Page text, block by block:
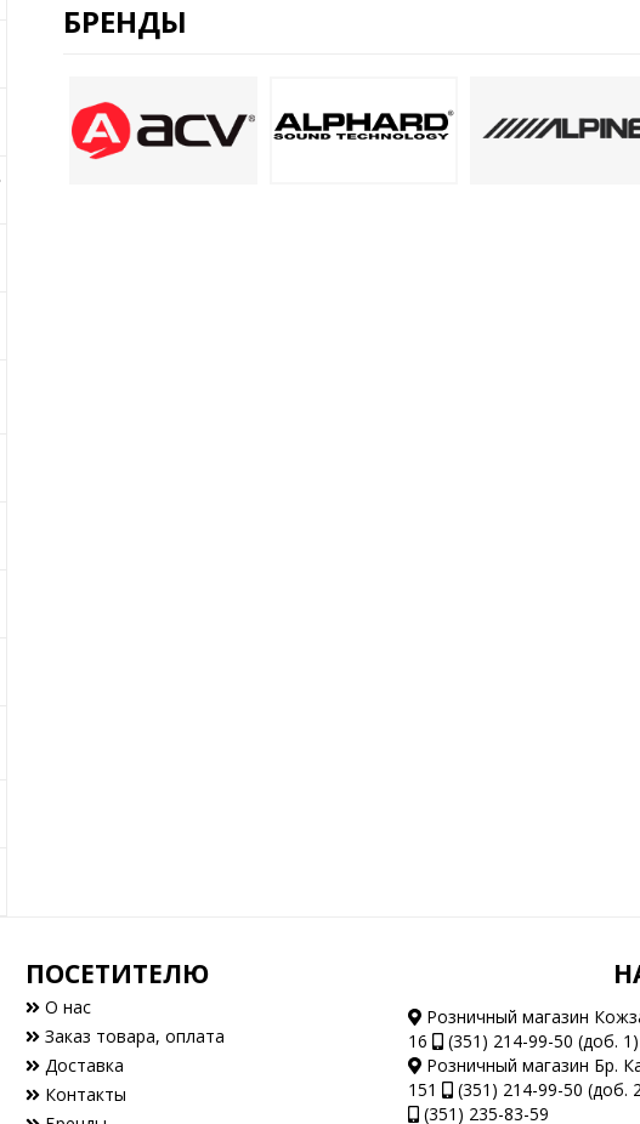
БРЕНДЫ
ПОСЕТИТЕЛЮ
О нас
Заказ товара, оплата
Доставка
Контакты
Розничный магазин
16
(351) 214-99-50 (доб. 1)
Розничный магазин Бр.
151
(351) 214-99-50 (доб.
(351) 235-83-59